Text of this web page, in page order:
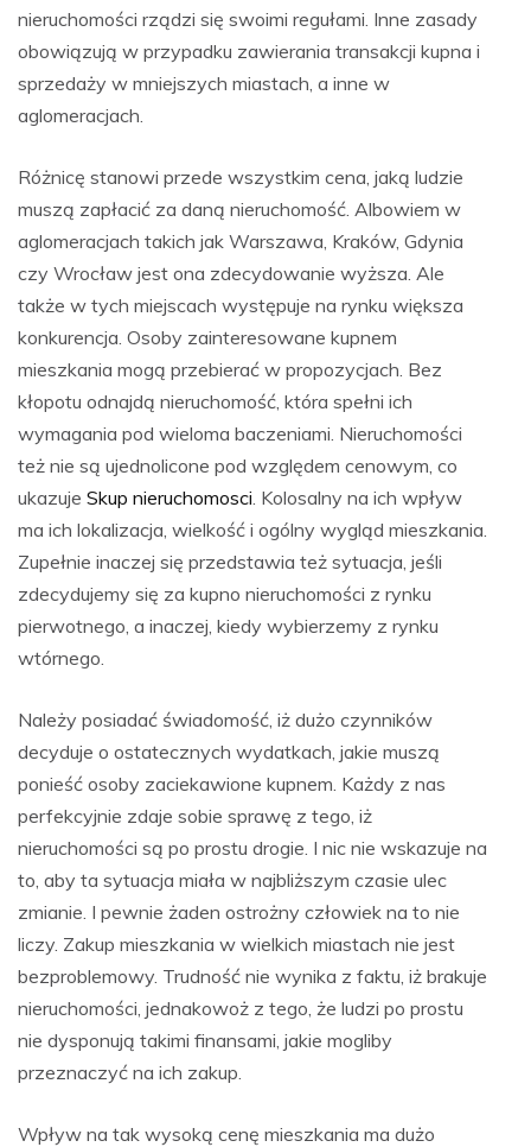
nieruchomości rządzi się swoimi regułami. Inne zasady
obowiązują w przypadku zawierania transakcji kupna i
sprzedaży w mniejszych miastach, a inne w
aglomeracjach.
Różnicę stanowi przede wszystkim cena, jaką ludzie
muszą zapłacić za daną nieruchomość. Albowiem w
aglomeracjach takich jak Warszawa, Kraków, Gdynia
czy Wrocław jest ona zdecydowanie wyższa. Ale
także w tych miejscach występuje na rynku większa
konkurencja. Osoby zainteresowane kupnem
mieszkania mogą przebierać w propozycjach. Bez
kłopotu odnajdą nieruchomość, która spełni ich
wymagania pod wieloma baczeniami. Nieruchomości
też nie są ujednolicone pod względem cenowym, co
ukazuje Skup nieruchomosci . Kolosalny na ich wpływ
ma ich lokalizacja, wielkość i ogólny wygląd mieszkania.
Zupełnie inaczej się przedstawia też sytuacja, jeśli
zdecydujemy się za kupno nieruchomości z rynku
pierwotnego, a inaczej, kiedy wybierzemy z rynku
wtórnego.
Należy posiadać świadomość, iż dużo czynników
decyduje o ostatecznych wydatkach, jakie muszą
ponieść osoby zaciekawione kupnem. Każdy z nas
perfekcyjnie zdaje sobie sprawę z tego, iż
nieruchomości są po prostu drogie. I nic nie wskazuje na
to, aby ta sytuacja miała w najbliższym czasie ulec
zmianie. I pewnie żaden ostrożny człowiek na to nie
liczy. Zakup mieszkania w wielkich miastach nie jest
bezproblemowy. Trudność nie wynika z faktu, iż brakuje
nieruchomości, jednakowoż z tego, że ludzi po prostu
nie dysponują takimi finansami, jakie mogliby
przeznaczyć na ich zakup.
Wpływ na tak wysoką cenę mieszkania ma dużo